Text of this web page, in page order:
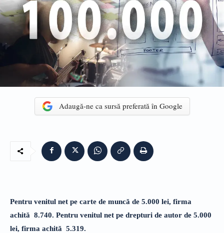
Adaugă-ne ca sursă preferată în Google
Pentru venitul net pe carte de muncă de 5.000 lei, firma
achită 8.740. Pentru venitul net pe drepturi de autor de 5.000
lei, firma achită 5.319.